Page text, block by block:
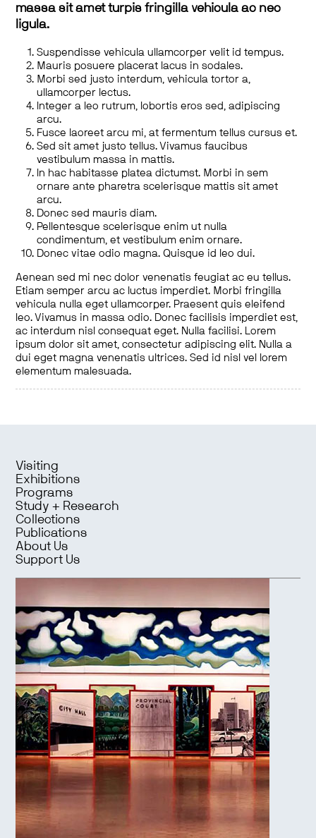
massa sit amet turpis fringilla vehicula ac nec
ligula.
Suspendisse vehicula ullamcorper velit id tempus.
Mauris posuere placerat lacus in sodales.
Morbi sed justo interdum, vehicula tortor a,
ullamcorper lectus.
Integer a leo rutrum, lobortis eros sed, adipiscing
arcu.
Fusce laoreet arcu mi, at fermentum tellus cursus et.
Sed sit amet justo tellus. Vivamus faucibus
vestibulum massa in mattis.
In hac habitasse platea dictumst. Morbi in sem
ornare ante pharetra scelerisque mattis sit amet
arcu.
Donec sed mauris diam.
Pellentesque scelerisque enim ut nulla
condimentum, et vestibulum enim ornare.
Donec vitae odio magna. Quisque id leo dui.
Aenean sed mi nec dolor venenatis feugiat ac eu tellus.
Etiam semper arcu ac luctus imperdiet. Morbi fringilla
vehicula nulla eget ullamcorper. Praesent quis eleifend
leo. Vivamus in massa odio. Donec facilisis imperdiet est,
ac interdum nisl consequat eget. Nulla facilisi. Lorem
ipsum dolor sit amet, consectetur adipiscing elit. Nulla a
dui eget magna venenatis ultrices. Sed id nisl vel lorem
elementum malesuada.
Visiting
Exhibitions
Programs
Study + Research
Collections
Publications
About Us
Support Us